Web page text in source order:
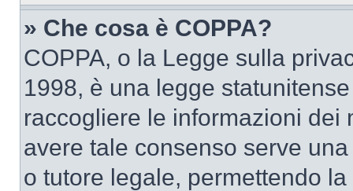
» Che cosa è COPPA?
COPPA, o la Legge sulla
1998, è una legge
raccogliere le informazioni dei
avere tale consenso serve
o tutore legale, permettendo